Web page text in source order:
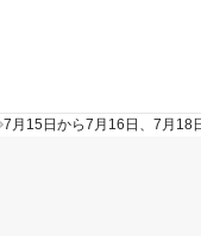
7月15日から7月16日、7月18